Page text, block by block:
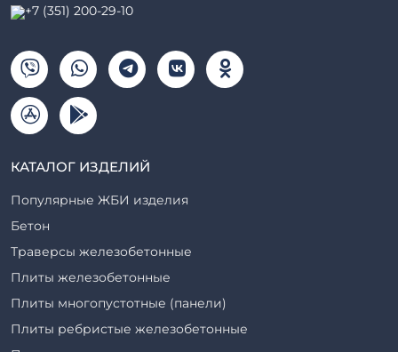
+7 (351) 200-29-10
КАТАЛОГ ИЗДЕЛИЙ
Популярные ЖБИ изделия
Бетон
Траверсы железобетонные
Плиты железобетонные
Плиты многопустотные (панели)
Плиты ребристые железобетонные